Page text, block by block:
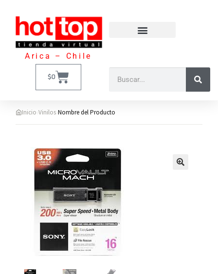
Arica – Chile
$0
Inicio›Vinilos›Nombre del Producto